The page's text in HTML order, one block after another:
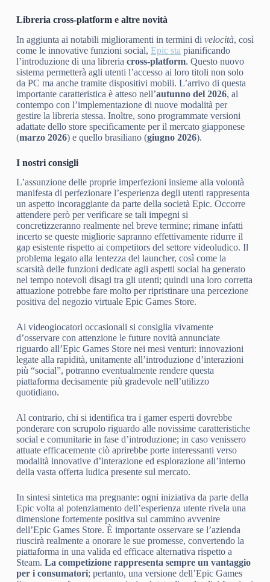
Libreria cross-platform e altre novità
In aggiunta ai notabili miglioramenti in termini di velocità, così
come le innovative funzioni social, Epic sta pianificando
l’introduzione di una libreria cross-platform. Questo nuovo
sistema permetterà agli utenti l’accesso ai loro titoli non solo
da PC ma anche tramite dispositivi mobili. L’arrivo di questa
importante caratteristica è atteso nell’autunno del 2026, al
contempo con l’implementazione di nuove modalità per
gestire la libreria stessa. Inoltre, sono programmate versioni
adattate dello store specificamente per il mercato giapponese
(marzo 2026) e quello brasiliano (giugno 2026).
I nostri consigli
L’assunzione delle proprie imperfezioni insieme alla volontà
manifesta di perfezionare l’esperienza degli utenti rappresenta
un aspetto incoraggiante da parte della società Epic. Occorre
attendere però per verificare se tali impegni si
concretizzeranno realmente nel breve termine; rimane infatti
incerto se queste migliorie sapranno effettivamente ridurre il
gap esistente rispetto ai competitors del settore videoludico. Il
problema legato alla lentezza del launcher, così come la
scarsità delle funzioni dedicate agli aspetti social ha generato
nel tempo notevoli disagi tra gli utenti; quindi una loro corretta
attuazione potrebbe fare molto per ripristinare una percezione
positiva del negozio virtuale Epic Games Store.
Ai videogiocatori occasionali si consiglia vivamente
d’osservare con attenzione le future novità annunciate
riguardo all’Epic Games Store nei mesi venturi: innovazioni
legate alla rapidità, unitamente all’introduzione d’interazioni
più “social”, potranno eventualmente rendere questa
piattaforma decisamente più gradevole nell’utilizzo
quotidiano.
Al contrario, chi si identifica tra i gamer esperti dovrebbe
ponderare con scrupolo riguardo alle novissime caratteristiche
social e comunitarie in fase d’introduzione; in caso venissero
attuate efficacemente ciò aprirebbe porte interessanti verso
modalità innovative d’interazione ed esplorazione all’interno
della vasta offerta ludica presente sul mercato.
In sintesi sintetica ma pregnante: ogni iniziativa da parte della
Epic volta al potenziamento dell’esperienza utente rivela una
dimensione fortemente positiva sul cammino avvenire
dell’Epic Games Store. È importante osservare se l’azienda
riuscirà realmente a onorare le sue promesse, convertendo la
piattaforma in una valida ed efficace alternativa rispetto a
Steam. La competizione rappresenta sempre un vantaggio
per i consumatori; pertanto, una versione dell’Epic Games